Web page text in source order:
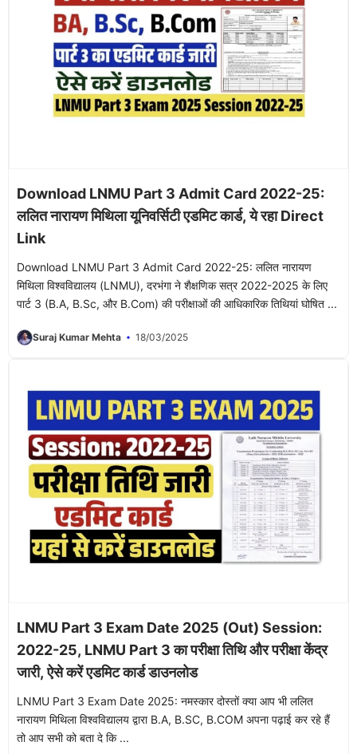
Download LNMU Part 3 Admit Card 2022-25:
ललित नारायण मिथिला यूनिवर्सिटी एडमिट कार्ड, ये रहा Direct
Link
Download LNMU Part 3 Admit Card 2022-25: ललित नारायण
मिथिला विश्वविद्यालय (LNMU), दरभंगा ने शैक्षणिक सत्र 2022-2025 के लिए
पार्ट 3 (B.A, B.Sc, और B.Com) की परीक्षाओं की आधिकारिक तिथियां घोषित ...
Suraj Kumar Mehta 18/03/2025
LNMU Part 3 Exam Date 2025 (Out) Session:
2022-25, LNMU Part 3 का परीक्षा तिथि और परीक्षा केंद्र
जारी, ऐसे करें एडमिट कार्ड डाउनलोड
LNMU Part 3 Exam Date 2025: नमस्कार दोस्तों क्या आप भी ललित
नारायण मिथिला विश्वविद्यालय द्वारा B.A, B.SC, B.COM अपना पढ़ाई कर रहे हैं
तो आप सभी को बता दे कि ...